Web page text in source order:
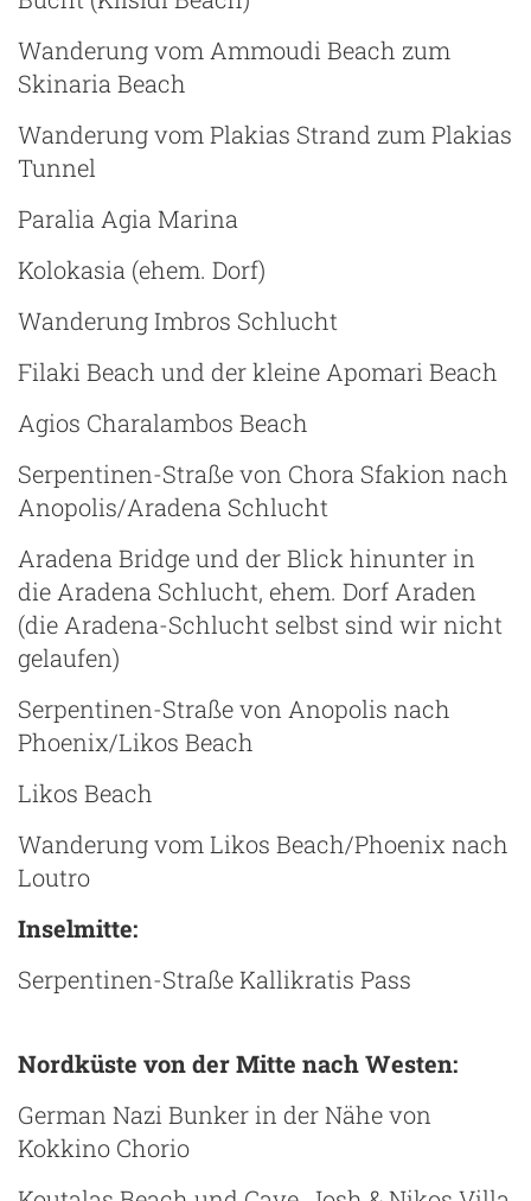
Wanderung vom Ammoudi Beach zum
Skinaria Beach
Wanderung vom Plakias Strand zum Plakias
Tunnel
Paralia Agia Marina
Kolokasia (ehem. Dorf)
Wanderung Imbros Schlucht
Filaki Beach und der kleine Apomari Beach
Agios Charalambos Beach
Serpentinen-Straße von Chora Sfakion nach
Anopolis/Aradena Schlucht
Aradena Bridge und der Blick hinunter in
die Aradena Schlucht, ehem. Dorf Araden
(die Aradena-Schlucht selbst sind wir nicht
gelaufen)
Serpentinen-Straße von Anopolis nach
Phoenix/Likos Beach
Likos Beach
Wanderung vom Likos Beach/Phoenix nach
Loutro
Inselmitte:
Serpentinen-Straße Kallikratis Pass
Nordküste von der Mitte nach Westen:
German Nazi Bunker in der Nähe von
Kokkino Chorio